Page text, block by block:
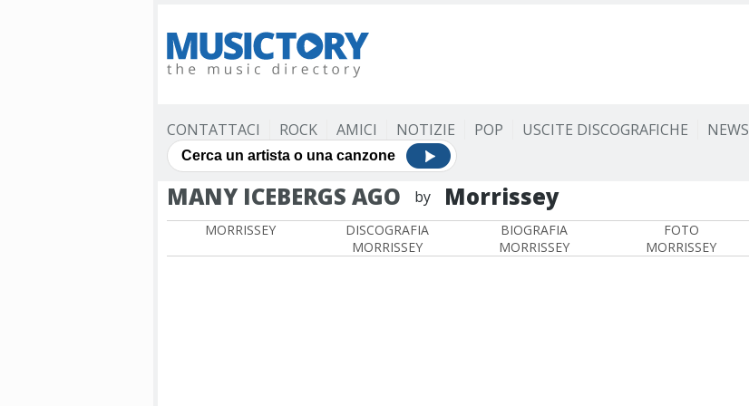
CONTATTACI ROCK AMICI NOTIZIE POP USCITE DISCOGRAFICHE NEWS
MANY ICEBERGS AGO by Morrissey
MORRISSEY
DISCOGRAFIA
MORRISSEY
BIOGRAFIA
MORRISSEY
FOTO
MORRISSEY